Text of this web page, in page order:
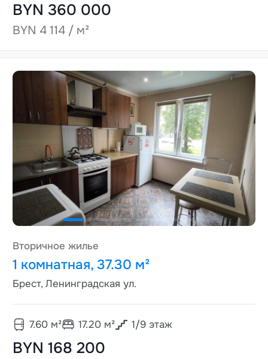
BYN 360 000
BYN 4 114 / м²
Вторичное жилье
1 комнатная, 37.30 м²
Брест, Ленинградская ул.
7.60м² 17.20м² 1/9этаж
BYN 168 200